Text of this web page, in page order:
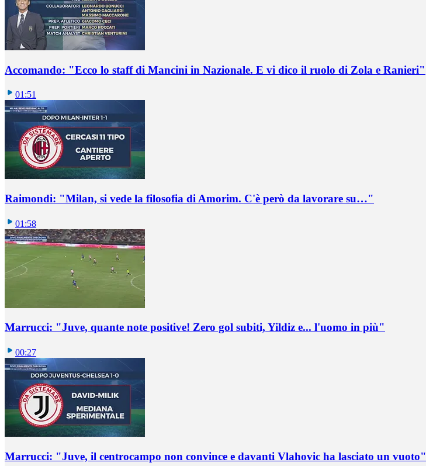
Accomando: "Ecco lo staff di Mancini in Nazionale. E vi dico il ruolo di Zola e Ranieri"
01:51
Raimondi: "Milan, si vede la filosofia di Amorim. C'è però da lavorare su…"
01:58
Marrucci: "Juve, quante note positive! Zero gol subiti, Yildiz e... l'uomo in più"
00:27
Marrucci: "Juve, il centrocampo non convince e davanti Vlahovic ha lasciato un vuoto"